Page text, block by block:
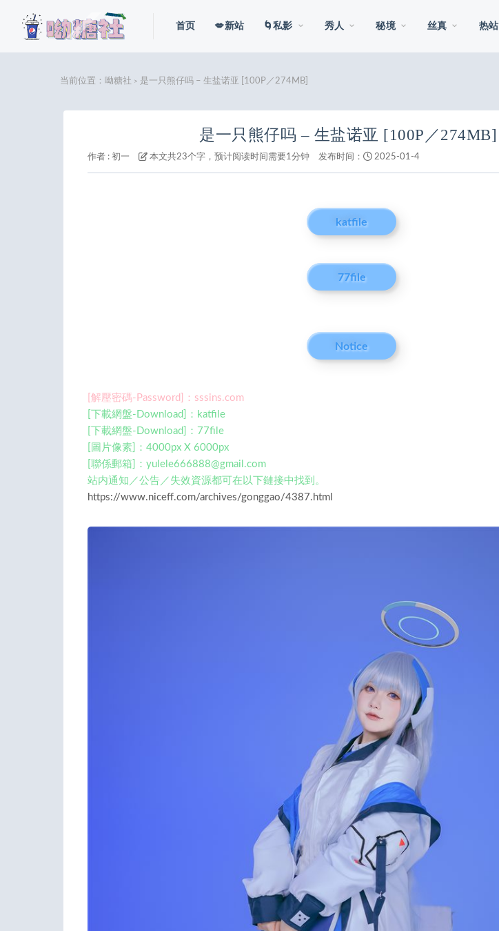
首页 💋新站 🌀私影 秀人 秘境 丝真 热站
当前位置： 呦糖社 > 是一只熊仔吗 – 生盐诺亚 [100P／274MB]
是一只熊仔吗 – 生盐诺亚 [100P／274MB]
作者 : 初一 本文共23个字，预计阅读时间需要1分钟 发布时间： 2025-01-4
katfile
77file
Notice
[解壓密碼-Password]：sssins.com
[下載網盤-Download]：katfile
[下載網盤-Download]：77file
[圖片像素]：4000px X 6000px
[聯係郵箱]： yulele666888@gmail.com
站内通知／公告／失效資源都可在以下鏈接中找到。
https://www.niceff.com/archives/gonggao/4387.html